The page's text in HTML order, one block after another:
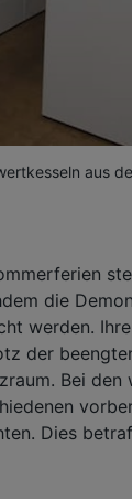
aus
die
werden.
der
Bei den
Dies